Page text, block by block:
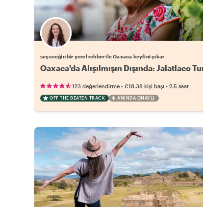
Favori yerel rehberini seç
seçeceğin bir yerel rehber ile Oaxaca keyfini çıkar
Oaxaca'da Alışılmışın Dışında: Jalatlaco
123 değerlendirme • €18.38 kişi başı • 2.5 saat
OFF THE BEATEN TRACK ANINDA ONAYLI